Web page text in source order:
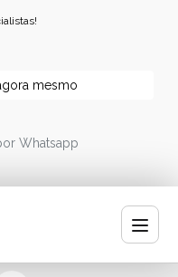
mesmo
Whatsapp